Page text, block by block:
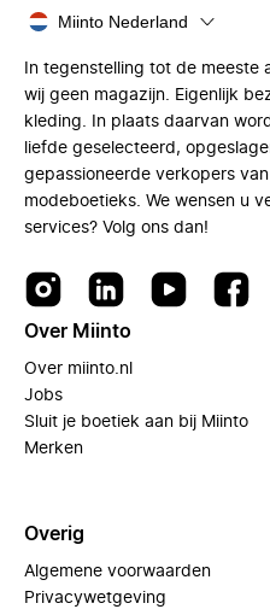
Miinto Nederland
In tegenstelling tot de meeste
wij geen magazijn. Eigenlijk
kleding. In plaats daarvan
liefde geselecteerd,
gepassioneerde verkopers
modeboetieks. We wensen u
services? Volg ons dan!
Over Miinto
Over miinto.nl
Jobs
Sluit je boetiek aan bij Miinto
Merken
Overig
Algemene voorwaarden
Privacywetgeving